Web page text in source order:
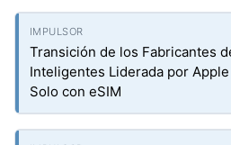
Transición de los Fabricantes
Inteligentes Liderada por
Solo con eSIM